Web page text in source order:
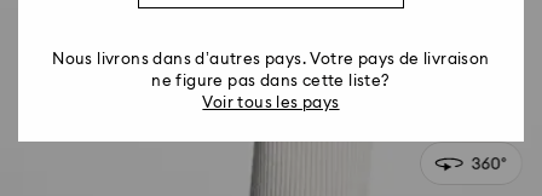
Nous livrons dans d’autres pays. Votre pays de livraison
ne figure pas dans cette liste?
Voir tous les pays